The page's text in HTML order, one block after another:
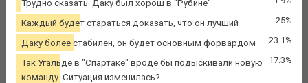
Трудно сказать. Даку был хорош в "Рубине"
Каждый будет стараться доказать, что он лучший 25%
Даку более стабилен, он будет основным форвардом 23.1%
Так Угальде в "Спартаке" вроде бы подыскивали новую
команду. Ситуация изменилась?
17.3%